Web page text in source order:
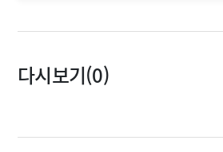
다시보기(0)